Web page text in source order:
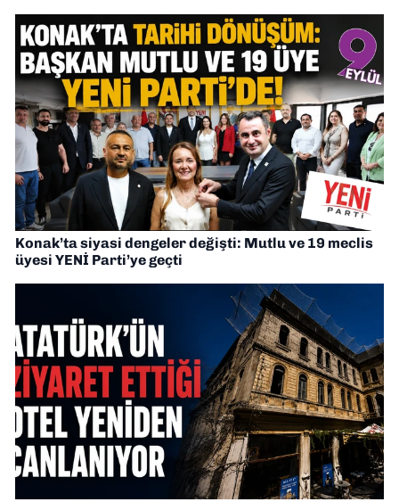
Konak’ta siyasi dengeler değişti: Mutlu ve 19 meclis
üyesi YENİ Parti’ye geçti